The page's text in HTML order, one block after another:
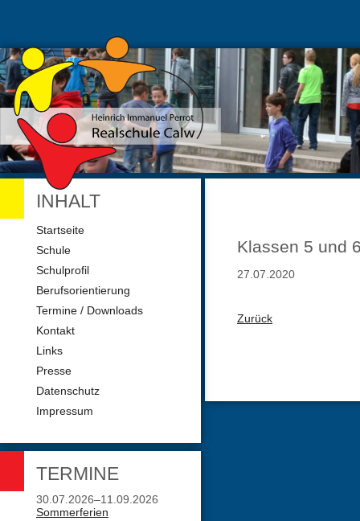
Klassen 5 und
27.07.2020
Zurück
INHALT
Navigation
Startseite
Schule
Schulprofil
Berufsorientierung
Termine / Downloads
Kontakt
Links
Presse
Datenschutz
Impressum
TERMINE
30.07.2026–11.09.2026
Sommerferien